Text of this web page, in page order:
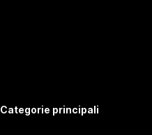
Categorie principali